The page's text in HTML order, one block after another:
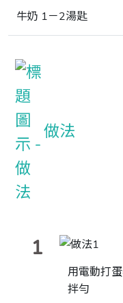
牛奶 1－2湯匙
做法
1
用電動打
拌勻